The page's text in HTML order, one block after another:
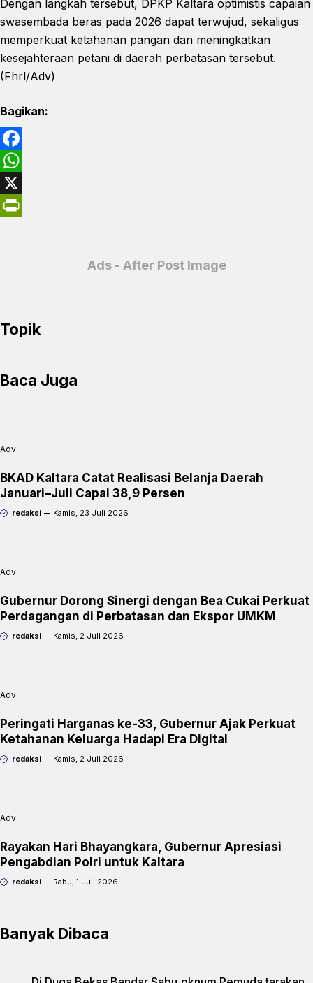
Dengan langkah tersebut, DPKP Kaltara optimistis capaian
swasembada beras pada 2026 dapat terwujud, sekaligus
memperkuat ketahanan pangan dan meningkatkan
kesejahteraan petani di daerah perbatasan tersebut.
(Fhrl/Adv)
Bagikan:
F
a
c
W
h
X
i
d
l
y
Ads - After Post Image
Topik
Baca Juga
Adv
BKAD Kaltara Catat Realisasi Belanja Daerah
Januari–Juli Capai 38,9 Persen
redaksi Kamis, 23 Juli 2026
Adv
Gubernur Dorong Sinergi dengan Bea Cukai Perkuat
Perdagangan di Perbatasan dan Ekspor UMKM
redaksi Kamis, 2 Juli 2026
Adv
Peringati Harganas ke-33, Gubernur Ajak Perkuat
Ketahanan Keluarga Hadapi Era Digital
redaksi Kamis, 2 Juli 2026
Adv
Rayakan Hari Bhayangkara, Gubernur Apresiasi
Pengabdian Polri untuk Kaltara
redaksi Rabu, 1 Juli 2026
Banyak Dibaca